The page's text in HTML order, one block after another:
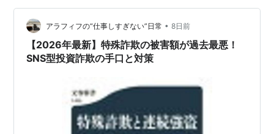
を指す詐欺未遂だ。 勧誘や送り迎えといった間接的な関
わりでも、仲間として一緒に計画していれば、電話でだ
ます実行役と同じ責任を問われうる。 手を下さない勧
誘・交通費係が、なぜ…
アラフィフの“仕事しすぎない”日常 • 8日前
【2026年最新】特殊詐欺の被害額が過去最悪！
SNS型投資詐欺の手口と対策